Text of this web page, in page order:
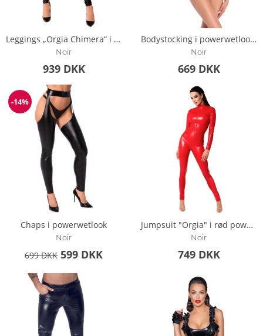
Leggings „Orgia Chimera“ i powerwetlook
Noir
939 DKK
Bodystocking i powerwetlook med rhinsten på ståkraven
Noir
669 DKK
Rabat
-14%
Chaps i powerwetlook
Noir
699 DKK 599 DKK
Jumpsuit "Orgia" i rød powerwetlook
Noir
749 DKK